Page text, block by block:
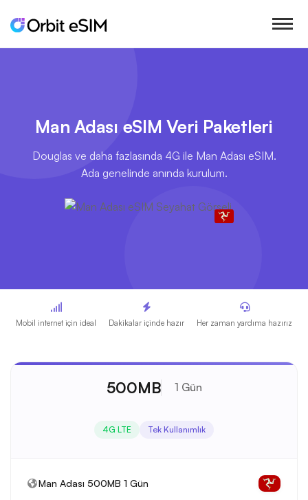
Man Adası eSIM Veri Paketleri
Douglas ve daha fazlasında 4G ile Man Adası eSIM.
Ada genelinde anında kurulum.
Mobil internet için ideal Dakikalar içinde hazır Her zaman yardıma hazırız
500MB 1 Gün
4G LTE Tek Kullanımlık
Man Adası 500MB 1 Gün